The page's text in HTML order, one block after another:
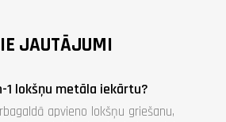
JAUTĀJUMI
1 lokšņu metāla iekārtu?
apvieno lokšņu griešanu,